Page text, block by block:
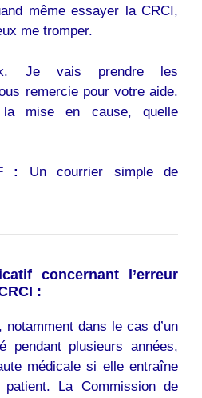
même essayer la CRCI,
me tromper.
Je vais prendre les
remercie pour votre aide.
mise en cause, quelle
:
Un courrier simple de
concernant l’erreur
:
notamment dans le cas d’un
pendant plusieurs années,
médicale si elle entraîne
La Commission de